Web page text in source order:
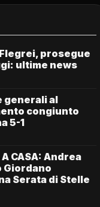
prosegue
ultime news
generali al
congiunto
5-1
A CASA: Andrea
Giordano
Serata di Stelle